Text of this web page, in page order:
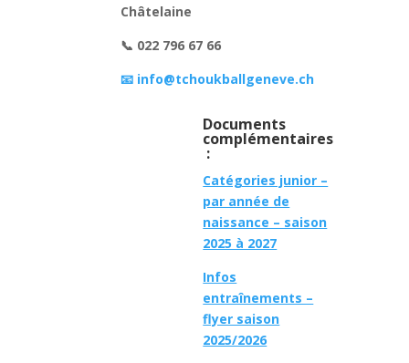
Châtelaine
📞 022 796 67 66
📧 info@tchoukballgeneve.ch
Documents
complémentaires
:
Catégories junior –
par année de
naissance – saison
2025 à 2027
Infos
entraînements –
flyer saison
2025/2026